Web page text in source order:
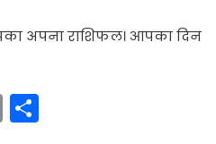
अपना राशिफल। आपका दिन
C